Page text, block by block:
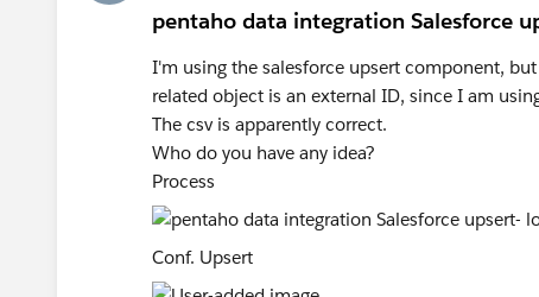
pentaho data integration Salesforce
I'm using the salesforce upsert component,
related object is an external ID, since I am
The csv is apparently correct.
Who do you have any idea?
Process
Conf. Upsert